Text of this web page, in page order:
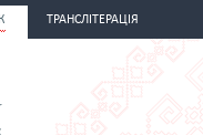
ТРАНСЛІТЕРАЦІЯ